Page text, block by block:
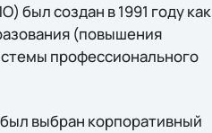
был создан в 1991 году как
(повышения
профессионального
выбран корпоративный